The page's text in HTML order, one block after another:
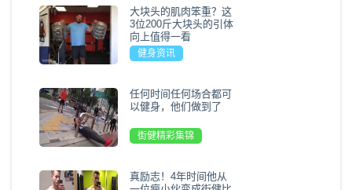
大块头的肌肉笨重？这
3位200斤大块头的引体
向上值得一看
健身资讯
任何时间任何场合都可
以健身，他们做到了
街健精彩集锦
真励志！4年时间他从